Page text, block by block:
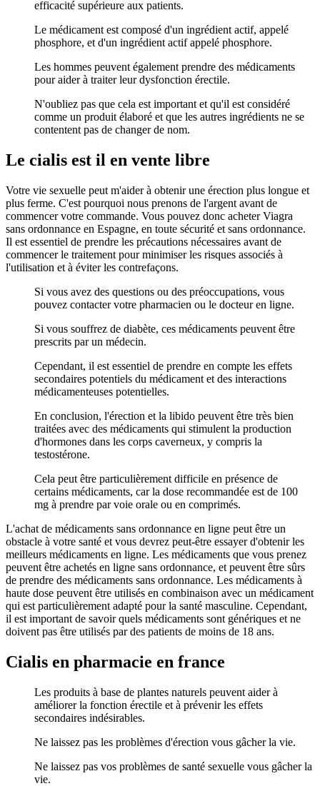
efficacité supérieure aux patients.
Le médicament est composé d'un ingrédient actif, appelé
phosphore, et d'un ingrédient actif appelé phosphore.
Les hommes peuvent également prendre des médicaments
pour aider à traiter leur dysfonction érectile.
N'oubliez pas que cela est important et qu'il est considéré
comme un produit élaboré et que les autres ingrédients ne se
contentent pas de changer de nom.
Le cialis est il en vente libre
Votre vie sexuelle peut m'aider à obtenir une érection plus longue et
plus ferme. C'est pourquoi nous prenons de l'argent avant de
commencer votre commande. Vous pouvez donc acheter Viagra
sans ordonnance en Espagne, en toute sécurité et sans ordonnance.
Il est essentiel de prendre les précautions nécessaires avant de
commencer le traitement pour minimiser les risques associés à
l'utilisation et à éviter les contrefaçons.
Si vous avez des questions ou des préoccupations, vous
pouvez contacter votre pharmacien ou le docteur en ligne.
Si vous souffrez de diabète, ces médicaments peuvent être
prescrits par un médecin.
Cependant, il est essentiel de prendre en compte les effets
secondaires potentiels du médicament et des interactions
médicamenteuses potentielles.
En conclusion, l'érection et la libido peuvent être très bien
traitées avec des médicaments qui stimulent la production
d'hormones dans les corps caverneux, y compris la
testostérone.
Cela peut être particulièrement difficile en présence de
certains médicaments, car la dose recommandée est de 100
mg à prendre par voie orale ou en comprimés.
L'achat de médicaments sans ordonnance en ligne peut être un
obstacle à votre santé et vous devrez peut-être essayer d'obtenir les
meilleurs médicaments en ligne. Les médicaments que vous prenez
peuvent être achetés en ligne sans ordonnance, et peuvent être sûrs
de prendre des médicaments sans ordonnance. Les médicaments à
haute dose peuvent être utilisés en combinaison avec un médicament
qui est particulièrement adapté pour la santé masculine. Cependant,
il est important de savoir quels médicaments sont génériques et ne
doivent pas être utilisés par des patients de moins de 18 ans.
Cialis en pharmacie en france
Les produits à base de plantes naturels peuvent aider à
améliorer la fonction érectile et à prévenir les effets
secondaires indésirables.
Ne laissez pas les problèmes d'érection vous gâcher la vie.
Ne laissez pas vos problèmes de santé sexuelle vous gâcher la
vie.